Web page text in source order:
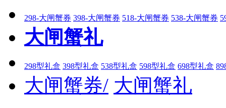
298-大闸蟹券 398-大闸蟹券 518-大闸蟹券 538-大闸蟹券
大闸蟹礼
298型礼盒 398型礼盒 538型礼盒 598型礼盒 698型礼盒
大闸蟹券/ 大闸蟹礼